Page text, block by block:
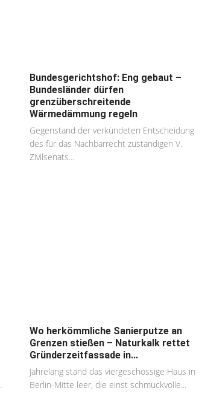
Bundesgerichtshof: Eng gebaut –
Bundesländer dürfen
grenzüberschreitende
Wärmedämmung regeln
Gegenstand der verkündeten Entscheidung
des für das Nachbarrecht zuständigen V.
Zivilsenats...
Wo herkömmliche Sanierputze an
Grenzen stießen – Naturkalk rettet
Gründerzeitfassade in...
Jahrelang stand das viergeschossige Haus in
Berlin-Mitte leer, die einst schmuckvolle...